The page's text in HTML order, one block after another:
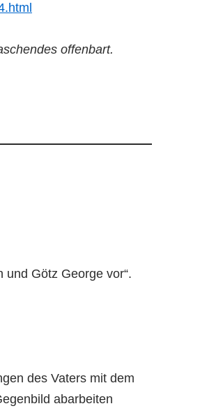
offenbart.
Götz George vor“.
des Vaters mit dem
abarbeiten